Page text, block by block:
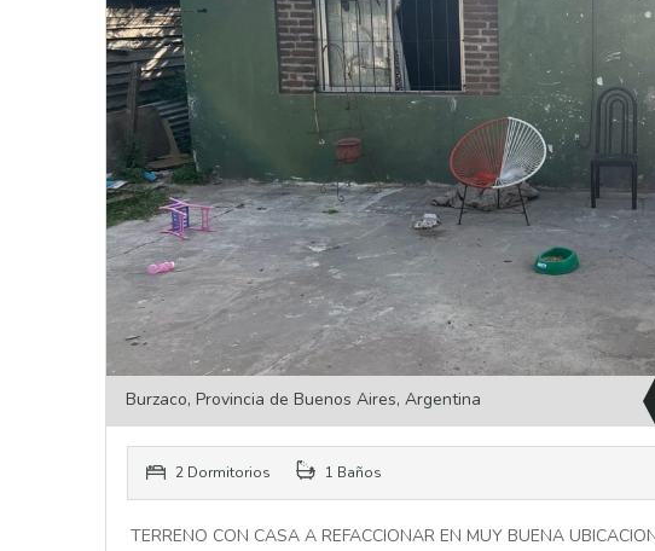
Burzaco, Provincia de Buenos Aires, Argentina
2 Dormitorios 1 Baños
TERRENO CON CASA A REFACCIONAR EN MUY BUENA